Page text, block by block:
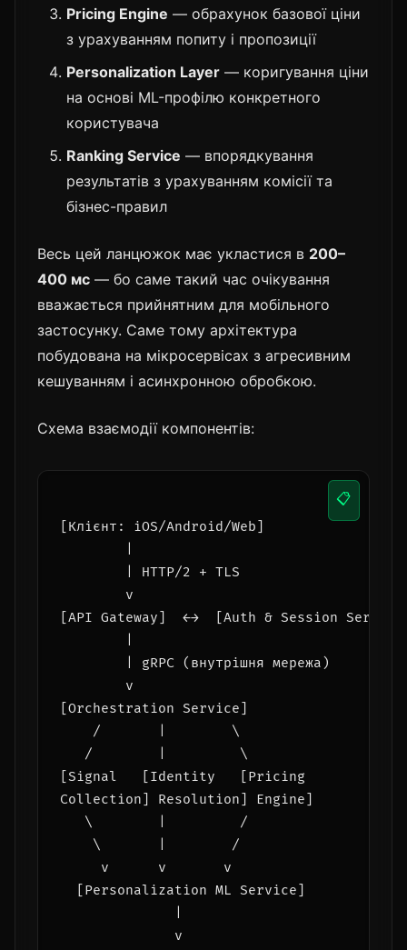
Pricing Engine — обрахунок базової ціни
з урахуванням попиту і пропозиції
Personalization Layer — коригування ціни
на основі ML-профілю конкретного
користувача
Ranking Service — впорядкування
результатів з урахуванням комісії та
бізнес-правил
Весь цей ланцюжок має укластися в 200–
400 мс — бо саме такий час очікування
вважається прийнятним для мобільного
застосунку. Саме тому архітектура
побудована на мікросервісах з агресивним
кешуванням і асинхронною обробкою.
Схема взаємодії компонентів:
[Клієнт: iOS/Android/Web]
        | HTTP/2 + TLS
        v
[API Gateway]  ←→  [Auth & Session
        | gRPC (внутрішня мережа)
        v
[Orchestration Service]
    /       |        \
   /        |         \
[Signal   [Identity   [Pricing
Collection] Resolution] Engine]
   \        |         /
    \       |        /
     v      v       v
  [Personalization ML Service]
              v
📋